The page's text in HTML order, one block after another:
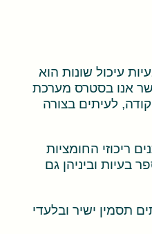
עיכול שונות הוא
אנו בסטרס מערכת
לעיתים בצורה
ריכוזי החומציות
בעיות וביניהן גם
תסמין ישיר ובלעדי